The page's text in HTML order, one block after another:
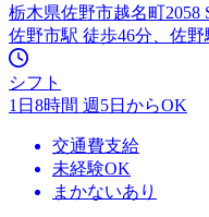
栃木県佐野市越名町2058
佐野市駅 徒歩46分、佐
シフト
1日8時間 週5日からOK
交通費支給
未経験OK
まかないあり